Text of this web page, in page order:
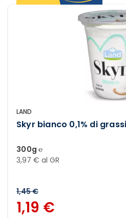
LAND
Skyr bianco 0,1% di grassi
300g ℮
3,97 € al GR
1,45 €
1,19 €